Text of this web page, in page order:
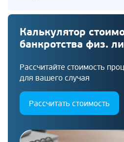
Калькулятор
банкротства физ.
Рассчитайте стоимость
для вашего случая
Рассчитать стоимость